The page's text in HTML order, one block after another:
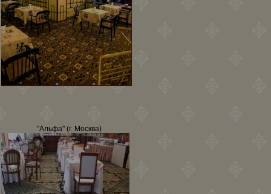
"Альфа" (г. Москва)